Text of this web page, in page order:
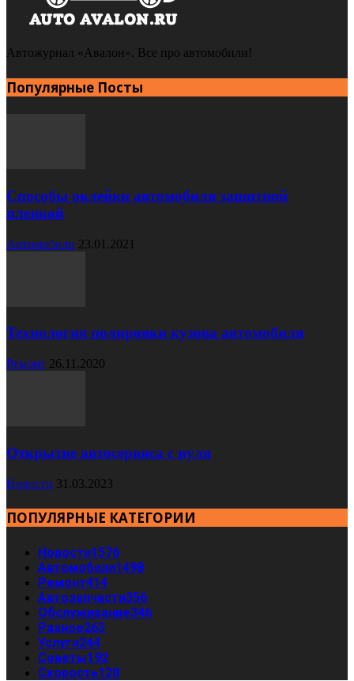
Автожурнал «Авалон». Все про автомобили!
Популярные Посты
Способы оклейки автомобиля защитной
пленкой
Автомобили 23.01.2021
Технология полировки кузова автомобиля
Ремонт 26.11.2020
Открытие автосервиса с нуля
Новости 31.03.2023
ПОПУЛЯРНЫЕ КАТЕГОРИИ
Новости1576
Автомобили1498
Ремонт414
Автозапчасти356
Обслуживание346
Разное263
Услуги244
Советы192
Скорость128